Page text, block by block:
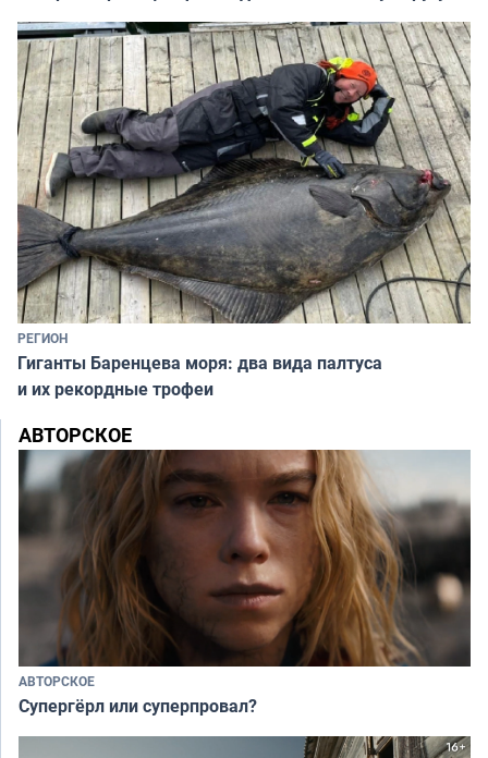
РЕГИОН
Гиганты Баренцева моря: два вида палтуса
и их рекордные трофеи
АВТОРСКОЕ
АВТОРСКОЕ
Супергёрл или суперпровал?